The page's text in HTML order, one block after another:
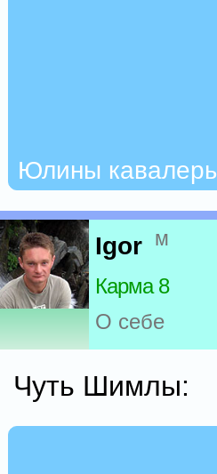
Юлины
Igor м
Карма 8
О себе
Чуть Шимлы: